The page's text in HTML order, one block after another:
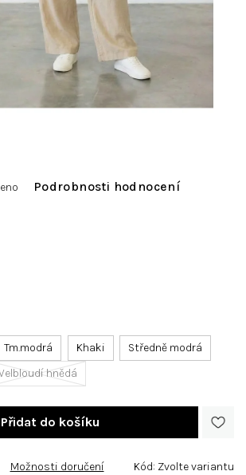
Tm.modrá Khaki
Středně modrá
hnědá
Možnosti doručení Kód: Zvolte variantu
Podrobnosti hodnocení